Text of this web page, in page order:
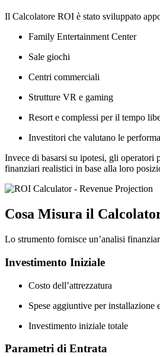
Il Calcolatore ROI è stato sviluppato
Family Entertainment Center
Sale giochi
Centri commerciali
Strutture VR e gaming
Resort e complessi per il tempo
Investitori che valutano le
Invece di basarsi su ipotesi, gli operatori
finanziari realistici in base alla loro
Cosa Misura il
Lo strumento fornisce un’analisi
Investimento Iniziale
Costo dell’attrezzatura
Spese aggiuntive per installazione
Investimento iniziale totale
Parametri di Entrata